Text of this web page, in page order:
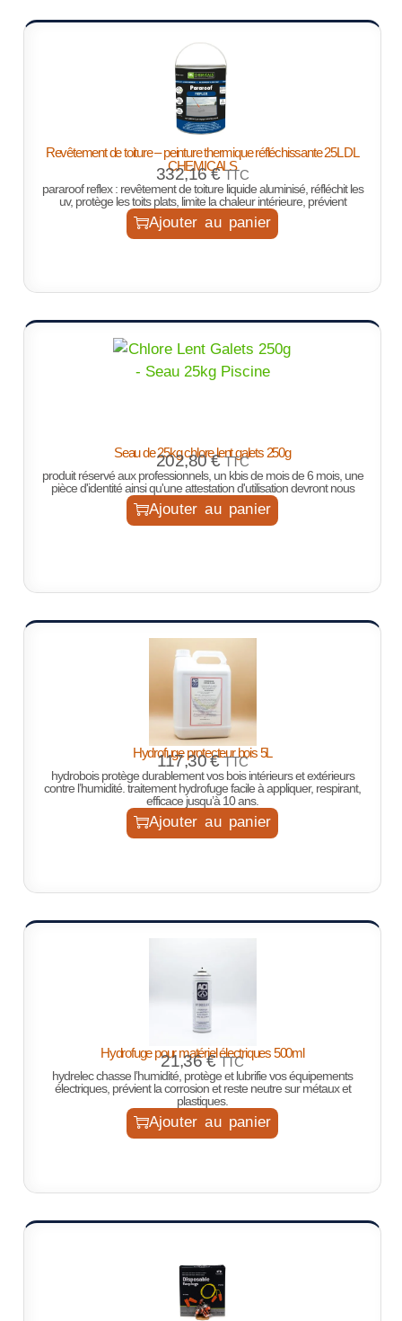
Revêtement de toiture – peinture thermique réfléchissante 25L DL
CHEMICALS
332,16€ TTC
pararoof reflex : revêtement de toiture liquide aluminisé, réfléchit les
uv, protège les toits plats, limite la chaleur intérieure, prévient
Ajouter au panier
Seau de 25kg chlore lent galets 250g
202,80€ TTC
produit réservé aux professionnels, un kbis de mois de 6 mois, une
pièce d'identité ainsi qu'une attestation d'utilisation devront nous
Ajouter au panier
Hydrofuge protecteur bois 5L
117,30€ TTC
hydrobois protège durablement vos bois intérieurs et extérieurs
contre l’humidité. traitement hydrofuge facile à appliquer, respirant,
efficace jusqu’à 10 ans.
Ajouter au panier
Hydrofuge pour matériel électriques 500ml
21,36€ TTC
hydrelec chasse l’humidité, protège et lubrifie vos équipements
électriques, prévient la corrosion et reste neutre sur métaux et
plastiques.
Ajouter au panier